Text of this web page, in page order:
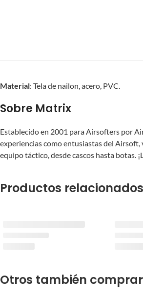
Material: Tela de nailon, acero, PVC.
Sobre Matrix
Establecido en 2001 para Airsofters por
experiencias como entusiastas del
equipo táctico, desde cascos hasta botas.
Productos relacionados
Otros también